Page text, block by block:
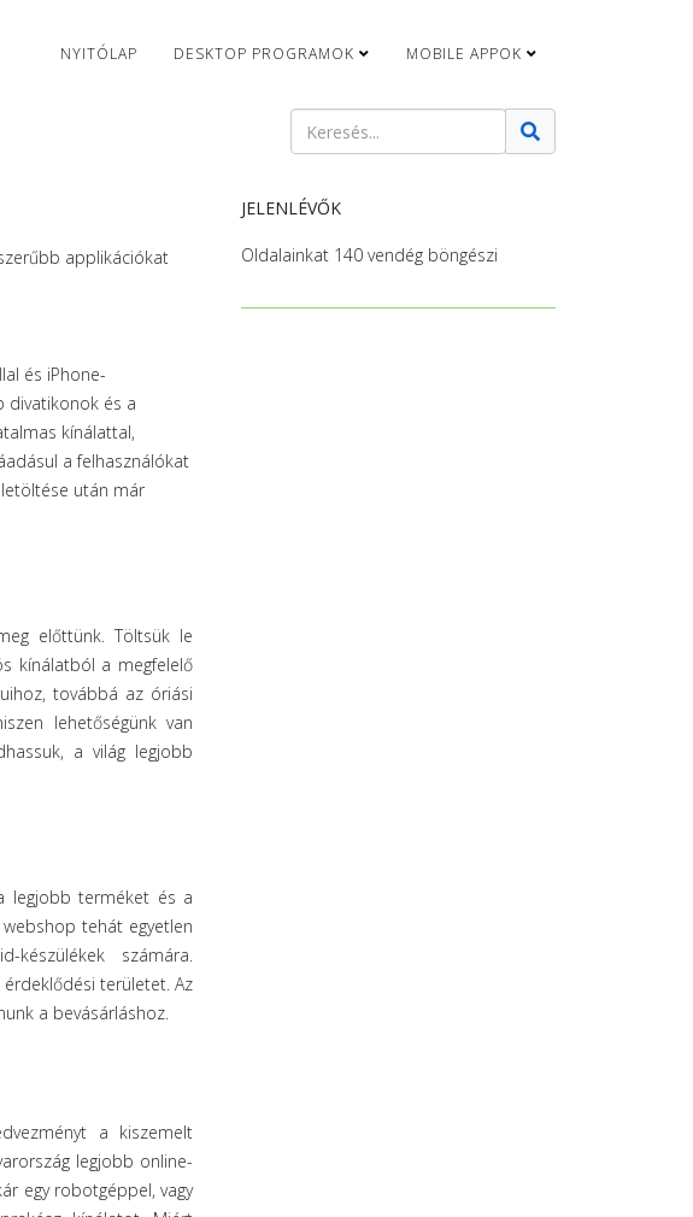
NYITÓLAP DESKTOP PROGRAMOK MOBILE APPOK
Keresés
applikációkat
és iPhone-
divatikonok és a
kínálattal,
a felhasználókat
után már
előttünk. Töltsük le
kínálatból a megfelelő
továbbá az óriási
lehetőségünk van
a világ legjobb
legjobb terméket és a
tehát egyetlen
számára.
érdeklődési területet. Az
a bevásárláshoz.
a kiszemelt
legjobb online-
egy robotgéppel, vagy
JELENLÉVŐK
Oldalainkat 140 vendég böngészi